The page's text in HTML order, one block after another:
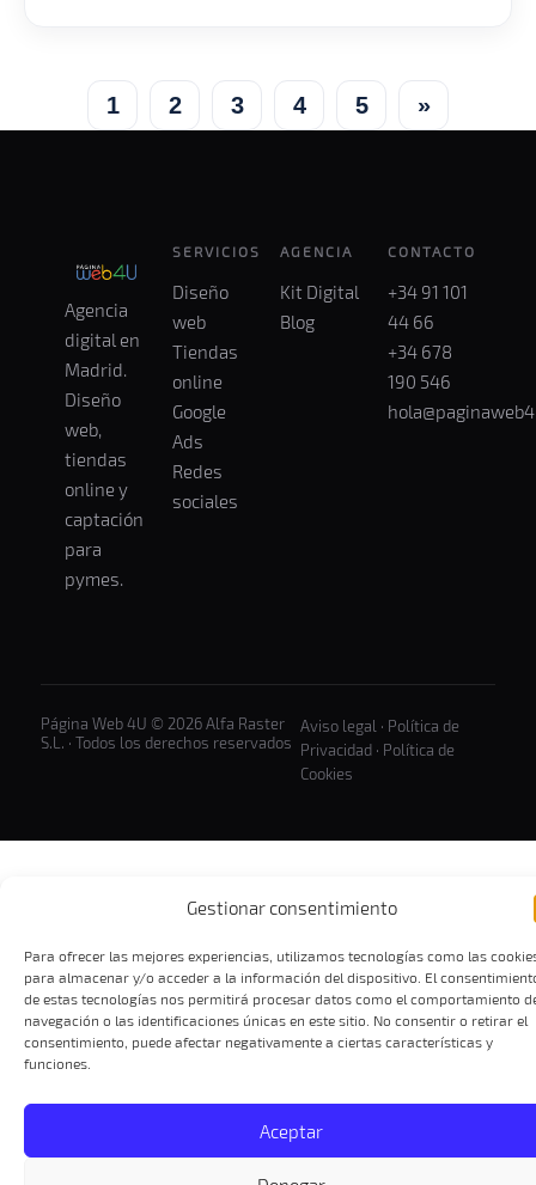
Gestionar consentimiento
Para ofrecer las mejores experiencias, utilizamos tecnologías como las
para almacenar y/o acceder a la información del dispositivo. El
de estas tecnologías nos permitirá procesar datos como el comportamiento
navegación o las identificaciones únicas en este sitio. No consentir o retirar el
consentimiento, puede afectar negativamente a ciertas características y
funciones.
Aceptar
1 2 3 4 5 »
Agencia
digital en
Madrid.
Diseño
web,
tiendas
online y
captación
para
pymes.
SERVICIOS
Diseño
web
Tiendas
online
Google
Ads
Redes
sociales
AGENCIA
Kit Digital
Blog
CONTACTO
+34 91 101
44 66
+34 678
190 546
Página Web 4U © 2026 Alfa Raster
S.L. · Todos los derechos reservados
Aviso legal · Política de
Privacidad · Política de
Cookies